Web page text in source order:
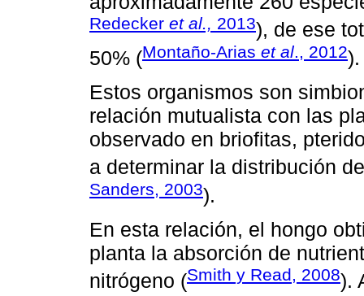
Redecker et al., 2013), de ese
50% (Montaño-Arias et al., 2012).
Estos organismos son
relación mutualista con las
observado en briofitas,
a determinar la distribución
Sanders, 2003).
En esta relación, el hongo
planta la absorción de
nitrógeno (Smith y Read, 2008).